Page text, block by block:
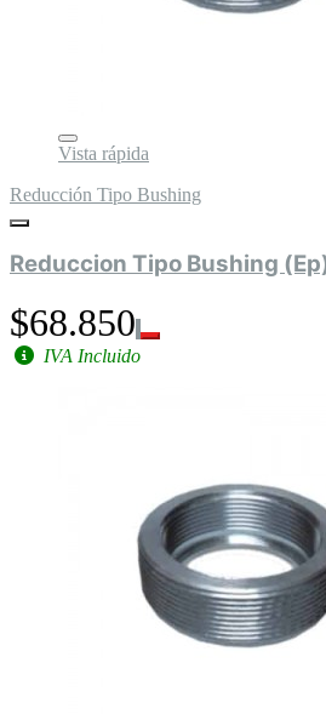
Vista rápida
Reducción Tipo Bushing
Reduccion Tipo Bushing
$68.850
IVA Incluido